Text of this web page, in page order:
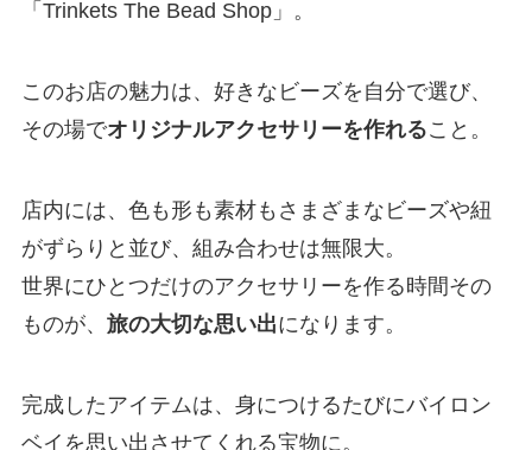
「Trinkets The Bead Shop」。
このお店の魅力は、好きなビーズを自分で選び、
その場でオリジナルアクセサリーを作れること。
店内には、色も形も素材もさまざまなビーズや紐
がずらりと並び、組み合わせは無限大。
世界にひとつだけのアクセサリーを作る時間その
ものが、 旅の大切な思い出になります。
完成したアイテムは、身につけるたびにバイロン
ベイを思い出させてくれる宝物に。